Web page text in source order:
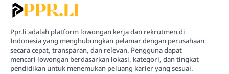
Ppr.li adalah platform lowongan kerja dan rekrutmen di
Indonesia yang menghubungkan pelamar dengan perusahaan
secara cepat, transparan, dan relevan. Pengguna dapat
mencari lowongan berdasarkan lokasi, kategori, dan tingkat
pendidikan untuk menemukan peluang karier yang sesuai.